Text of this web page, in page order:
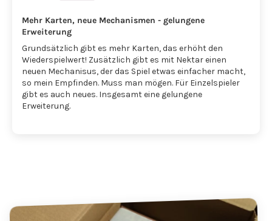
Mehr Karten, neue Mechanismen - gelungene
Erweiterung
Grundsätzlich gibt es mehr Karten, das erhöht den
Wiederspielwert! Zusätzlich gibt es mit Nektar einen
neuen Mechanisus, der das Spiel etwas einfacher macht,
so mein Empfinden. Muss man mögen. Für Einzelspieler
gibt es auch neues. Insgesamt eine gelungene
Erweiterung.